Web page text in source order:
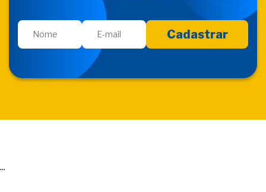
...